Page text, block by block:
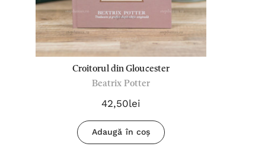
Croitorul din Gloucester
Beatrix Potter
42,50lei
Adaugă în coș